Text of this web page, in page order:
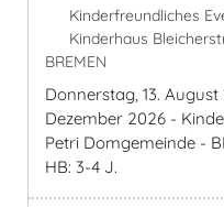
Kinderfreundliches
Kinderhaus
BREMEN
Donnerstag, 13.
Dezember 2026 -
Petri Domgemeinde -
HB: 3-4 J.